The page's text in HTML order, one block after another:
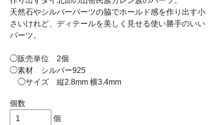
天然石やシルバーパーツの脇でホールド感を作り出す小
さいけれど、ディテールを美しく見せる使い勝手のいい
パーツ。
◯販売単位 2個
◯素材 シルバー925
◯サイズ 縦2.8mm 横3.4mm
個数
個